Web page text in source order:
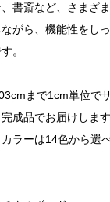
書斎など、さまざ
がら、機能性をし
。
まで1cm単位で
成品でお届けしま
ラーは14色から選